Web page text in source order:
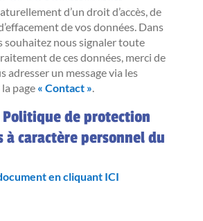
d’un droit d’accès, de
de vos données. Dans
souhaitez nous signaler toute
de ces données, merci de
adresser un message via les
page « Contact ».
Politique de protection
à caractère personnel du
en cliquant ICI